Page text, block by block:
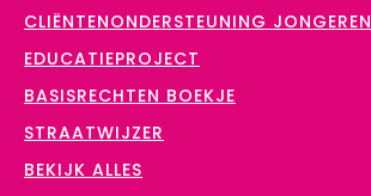
CLIËNTENONDERSTEUNING JONGEREN
EDUCATIEPROJECT
BASISRECHTEN BOEKJE
STRAATWIJZER
BEKIJK ALLES